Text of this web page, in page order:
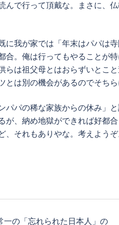
んで行って頂戴な。まさに、
に我が家では「年末はパパは
合。俺は行ってもやることが
らは祖父母とはおらずいとこ
とは別の機会があるのでそちら
パパの稀な家族からの休み」
が、納め地獄ができれば好都
、それもありやな。考えようぞ
一の「忘れられた日本人」の